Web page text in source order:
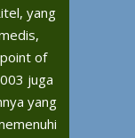
yang
of
juga
yang